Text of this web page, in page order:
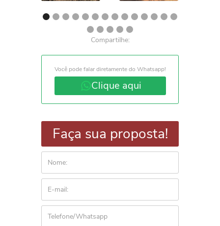
Compartilhe:
Você pode falar diretamente do Whatsapp!
Clique aqui
Faça sua proposta!